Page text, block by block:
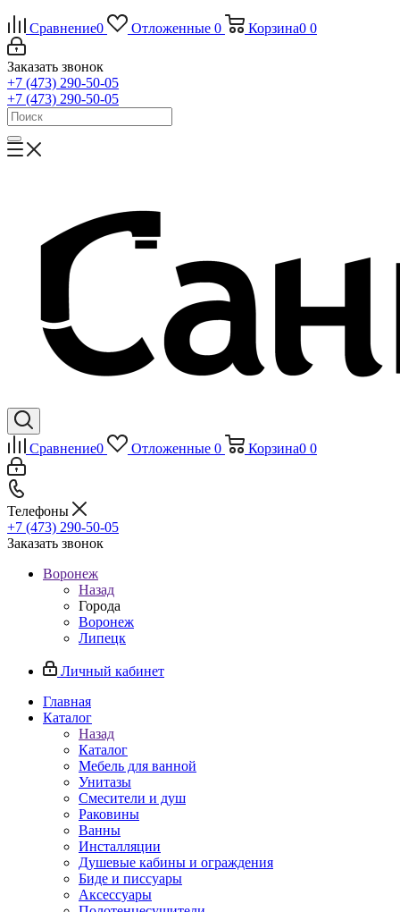
Сравнение0 Отложенные 0 Корзина0 0
Заказать звонок
+7 (473) 290-50-05
+7 (473) 290-50-05
Сравнение0 Отложенные 0 Корзина0 0
Телефоны
+7 (473) 290-50-05
Заказать звонок
Воронеж
Назад
Города
Воронеж
Липецк
Личный кабинет
Главная
Каталог
Назад
Каталог
Мебель для ванной
Унитазы
Смесители и душ
Раковины
Ванны
Инсталляции
Душевые кабины и ограждения
Биде и писсуары
Аксессуары